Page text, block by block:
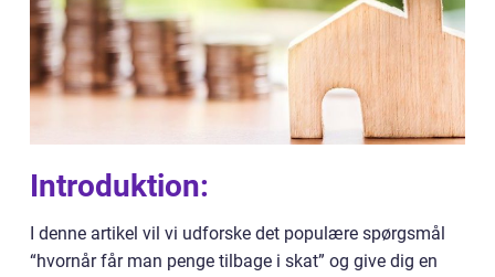
Introduktion:
I denne artikel vil vi udforske det populære spørgsmål
“hvornår får man penge tilbage i skat” og give dig en